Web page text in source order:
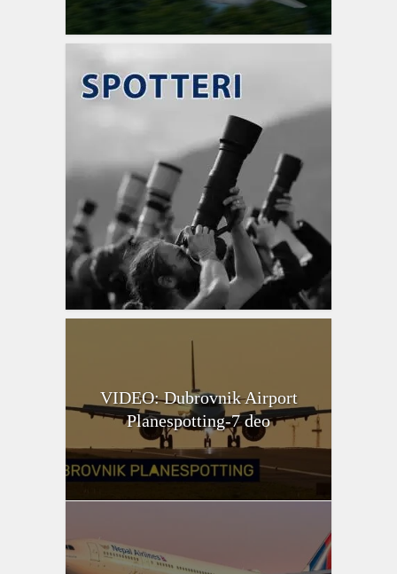
VIDEO: Dubrovnik Airport
Planespotting-7 deo